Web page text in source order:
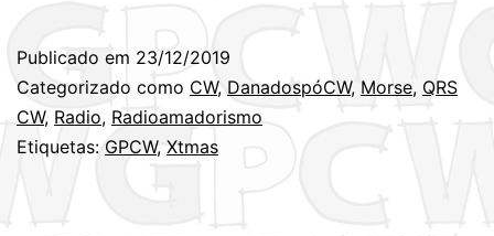
Publicado em 23/12/2019
Categorizado como CW, DanadospóCW, Morse, QRS
CW, Radio, Radioamadorismo
Etiquetas: GPCW, Xtmas